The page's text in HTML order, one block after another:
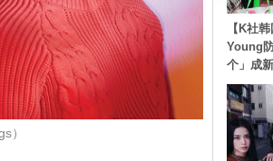
）
【K社
Young
个」成